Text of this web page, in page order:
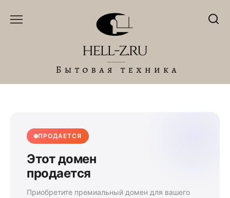
ПРОДАЕТСЯ
Этот домен
продается
Приобретите премиальный домен для вашего